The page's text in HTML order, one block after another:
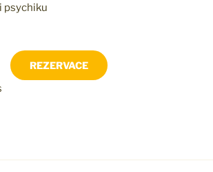
psychiku
REZERVACE